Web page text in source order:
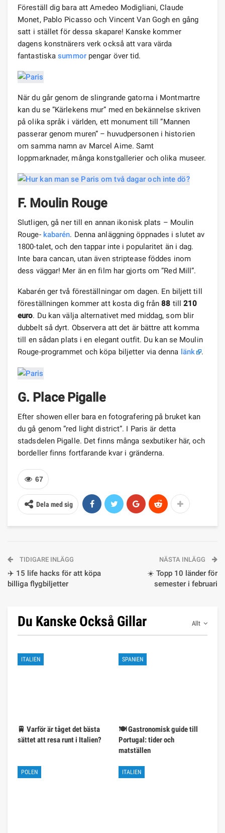
Föreställ dig bara att Amedeo Modigliani, Claude
Monet, Pablo Picasso och Vincent Van Gogh en gång
satt i stället för dessa skapare! Kanske kommer
dagens konstnärers verk också att vara värda
fantastiskasummorpengar över tid.
När du går genom de slingrande gatorna i Montmartre
kan du se ”Kärlekens mur” med en bekännelse skriven
på olika språk i världen, ett monument till ”Mannen
passerar genom muren” – huvudpersonen i historien
om samma namn av Marcel Aime. Samt
loppmarknader, många konstgallerier och olika museer.
F. Moulin Rouge
Slutligen, gå ner till en annan ikonisk plats – Moulin
Rouge- kabarén. Denna anläggning öppnades i slutet av
1800-talet, och den tappar inte i popularitet än i dag.
Inte bara cancan, utan även striptease föddes inom
dess väggar! Mer än en film har gjorts om ”Red Mill”.
Kabarén ger två föreställningar om dagen. En biljett till
föreställningen kommer att kosta dig från88 till210
euro. Du kan välja alternativet med middag, som blir
dubbelt så dyrt. Observera att det är bättre att komma
till en sådan plats i en elegant outfit. Du kan se Moulin
Rouge-programmet och köpa biljetter via denna länk .
G. Place Pigalle
Efter showen eller bara en fotografering på bruket kan
du gå genom ”red light district”. I Paris är detta
stadsdelen Pigalle. Det finns många sexbutiker här, och
bordeller finns fortfarande kvar i gränderna.
67
Dela med sig
TIDIGARE INLÄGG
✈️ 15 life hacks för att köpa
billiga flygbiljetter
NÄSTA INLÄGG
☀️ Topp 10 länder för
semester i februari
Allt
Du Kanske Också Gillar
ITALIEN
🚆 Varför är tåget det bästa
sättet att resa runt i Italien?
SPANIEN
🍽️ Gastronomisk guide till
Portugal: tider och
matställen
POLEN ITALIEN